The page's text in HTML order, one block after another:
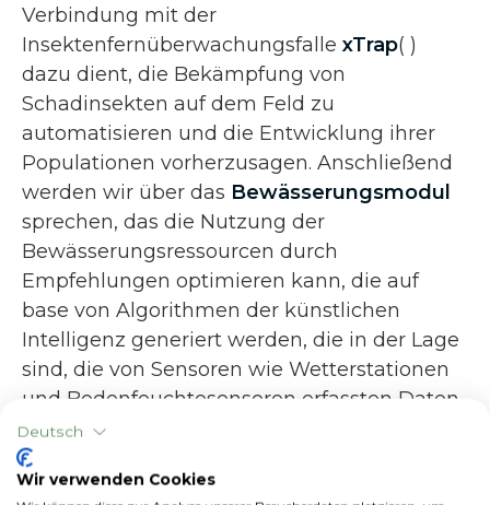
Verbindung mit der
Insektenfernüberwachungsfalle xTrap( )
dazu dient, die Bekämpfung von
Schadinsekten auf dem Feld zu
automatisieren und die Entwicklung ihrer
Populationen vorherzusagen. Anschließend
werden wir über das Bewässerungsmodul
sprechen, das die Nutzung der
Bewässerungsressourcen durch
Empfehlungen optimieren kann, die auf
base von Algorithmen der künstlichen
Intelligenz generiert werden, die in der Lage
sind, die von Sensoren wie Wetterstationen
und Bodenfeuchtesensoren erfassten Daten
autonom zu interpretieren.
Deutsch
Wir verwenden Cookies